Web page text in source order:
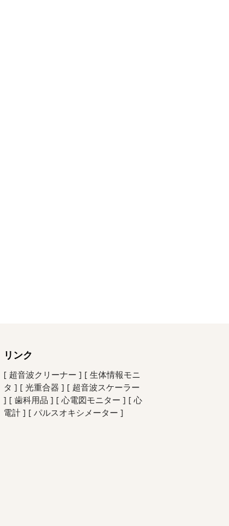
リンク
[ 超音波クリーナー ] [ 生体情報モニ
タ ] [ 光重合器 ] [ 超音波スケーラー
] [ 歯科用品 ] [ 心電図モニター ] [ 心
電計 ] [ パルスオキシメーター ]